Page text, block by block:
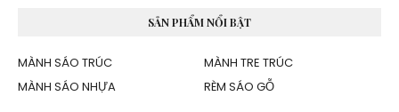
SẢN PHẨM NỔI BẬT
MÀNH SÁO TRÚC
MÀNH TRE TRÚC
MÀNH SÁO NHỰA
RÈM SÁO GỖ